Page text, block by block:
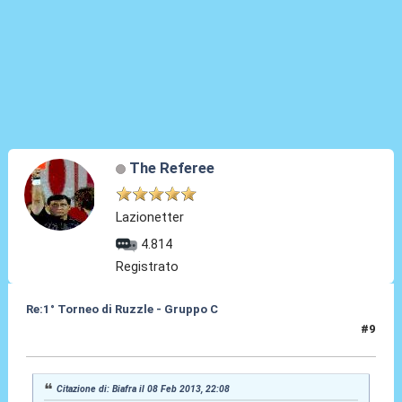
The Referee
Lazionetter
4.814
Registrato
Re:1° Torneo di Ruzzle - Gruppo C
#9
Citazione di: Biafra il 08 Feb 2013, 22:08